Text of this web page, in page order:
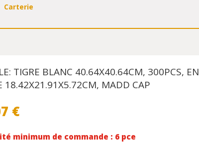
Carterie
TIGRE BLANC 40.64X40.64CM, 300PCS, EN
18.42X21.91X5.72CM, MADD CAP
€
minimum de commande : 6 pce